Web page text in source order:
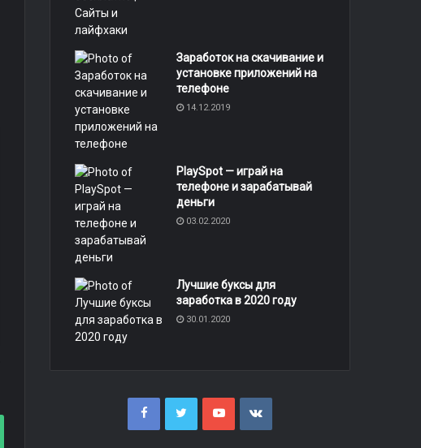
Заработок на скачивание и
установке приложений на
телефоне
14.12.2019
8
PlaySpot — играй на
телефоне и зарабатывай
деньги
03.02.2020
Лучшие буксы для
заработка в 2020 году
30.01.2020
Y